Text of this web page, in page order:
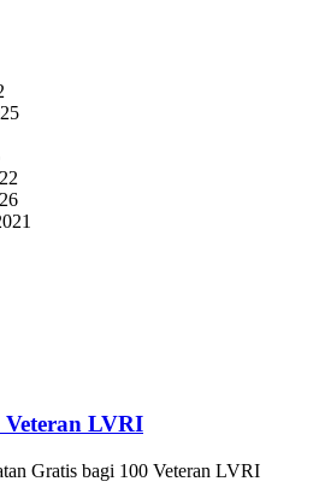
LVRI
Gratis bagi 100 Veteran LVRI